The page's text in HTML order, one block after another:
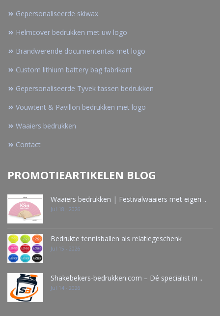
Gepersonaliseerde skiwax
Helmcover bedrukken met uw logo
Brandwerende documententas met logo
Custom lithium battery bag fabrikant
Gepersonaliseerde Tyvek tassen bedrukken
Vouwtent & Pavillon bedrukken met logo
Waaiers bedrukken
Contact
PROMOTIEARTIKELEN BLOG
Waaiers bedrukken | Festivalwaaiers met eigen ..
Jul 18 - 2026
Bedrukte tennisballen als relatiegeschenk
Jul 15 - 2026
Shakebekers-bedrukken.com – Dé specialist in ..
Jul 14 - 2026